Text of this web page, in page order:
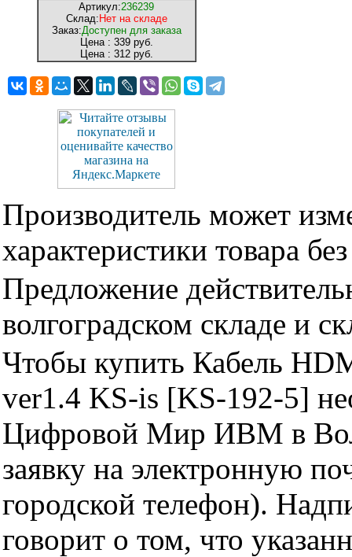
Артикул:236239
Склад: Нет на складе
Заказ:Доступен для заказа
Цена : 339 руб.
Цена : 312 руб.
Производитель может
характеристики товара
Предложение
волгоградском складе и
Чтобы купить Кабель
ver1.4 KS-is [KS-192-5]
Цифровой Мир ИВМ в
заявку на электронную
городской телефон).
говорит о том, что